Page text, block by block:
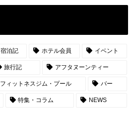
宿泊記 ホテル会員 イベント
旅行記 アフタヌーンティー
フィットネスジム・プール バー
特集・コラム NEWS